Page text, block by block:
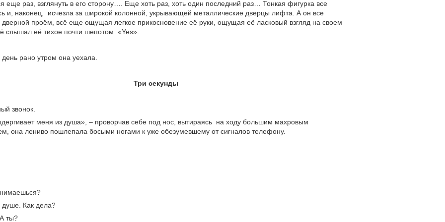
еще раз, взглянуть в его сторону…. Еще хоть раз, хоть один последний раз… Тонкая фигурка все
и, наконец, исчезла за широкой колонной, укрывающей металлические дверцы лифта. А он все
дверной проём, всё еще ощущая легкое прикосновение её руки, ощущая её ласковый взгляд на своем
слышал её тихое почти шепотом «Yes».
день рано утром она уехала.
Три секунды
звонок.
меня из душа», – проворчав себе под нос, вытираясь на ходу большим махровым
она лениво пошлепала босыми ногами к уже обезумевшему от сигналов телефону.
Как дела?
ты?